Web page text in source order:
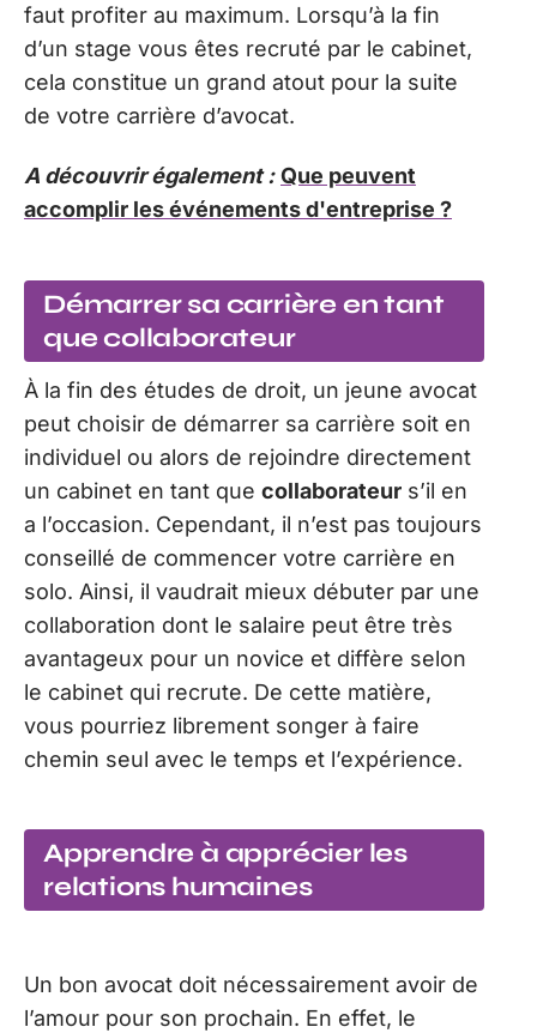
faut profiter au maximum. Lorsqu’à la fin
d’un stage vous êtes recruté par le cabinet,
cela constitue un grand atout pour la suite
de votre carrière d’avocat.
A découvrir également : Que peuvent
accomplir les événements d'entreprise ?
Démarrer sa carrière en tant
que collaborateur
À la fin des études de droit, un jeune avocat
peut choisir de démarrer sa carrière soit en
individuel ou alors de rejoindre directement
un cabinet en tant que collaborateur s’il en
a l’occasion. Cependant, il n’est pas toujours
conseillé de commencer votre carrière en
solo. Ainsi, il vaudrait mieux débuter par une
collaboration dont le salaire peut être très
avantageux pour un novice et diffère selon
le cabinet qui recrute. De cette matière,
vous pourriez librement songer à faire
chemin seul avec le temps et l’expérience.
Apprendre à apprécier les
relations humaines
Un bon avocat doit nécessairement avoir de
l’amour pour son prochain. En effet, le